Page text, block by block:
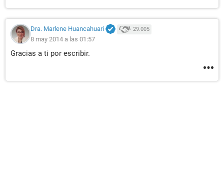
Dra. Marlene Huancahuari 29.005
8 may 2014 a las 01:57
Gracias a ti por escribir.